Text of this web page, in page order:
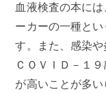
血液検査の本に
ーカーの一種と
す。また、感染や
ＣＯＶＩＤ－１
が高いことが多